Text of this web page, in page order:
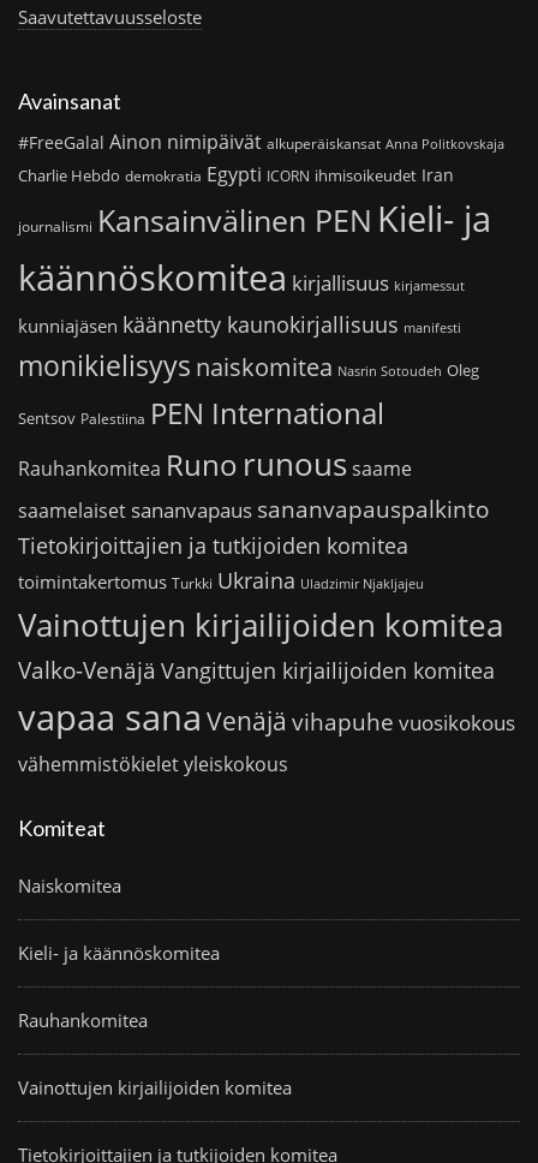
Saavutettavuusseloste
Avainsanat
#FreeGalal Ainon nimipäivät alkuperäiskansat Anna Politkovskaja
Charlie Hebdo demokratia Egypti ICORN ihmisoikeudet Iran
journalismi Kansainvälinen PEN Kieli- ja
käännöskomitea kirjallisuus kirjamessut
kunniajäsen käännetty kaunokirjallisuus manifesti
monikielisyys naiskomitea Nasrin Sotoudeh Oleg
Sentsov Palestiina PEN International
Rauhankomitea Runo runoussaame
saamelaiset sananvapaus sananvapauspalkinto
Tietokirjoittajien ja tutkijoiden komitea
toimintakertomus Turkki Ukraina Uladzimir Njakljajeu
Vainottujen kirjailijoiden komitea
Valko-Venäjä Vangittujen kirjailijoiden komitea
vapaa sana Venäjä vihapuhe vuosikokous
vähemmistökieletyleiskokous
Komiteat
Naiskomitea
Kieli- ja käännöskomitea
Rauhankomitea
Vainottujen kirjailijoiden komitea
Tietokirjoittajien ja tutkijoiden komitea